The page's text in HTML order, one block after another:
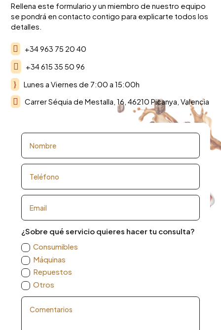
Rellena este formulario y un miembro de nuestro equipo
se pondrá en contacto contigo para explicarte todos los
detalles.
 +34 963 75 20 40
 +34 615 35 50 96
} Lunes a Viernes de 7:00 a 15:00h
 Carrer Séquia de Mestalla, 16, 46210 Picanya, Valencia
¿Sobre qué servicio quieres hacer tu consulta?
Consumibles
Máquinas
Repuestos
Otros